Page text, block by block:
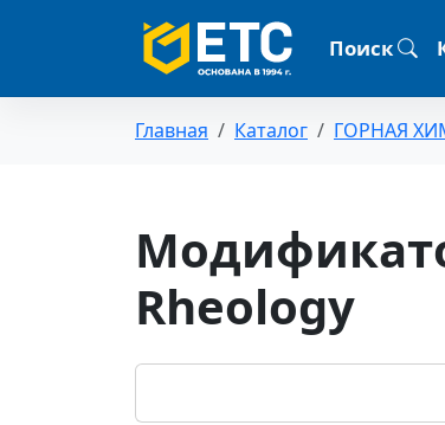
Поиск
Главная Каталог ГОРНАЯ
Rheology